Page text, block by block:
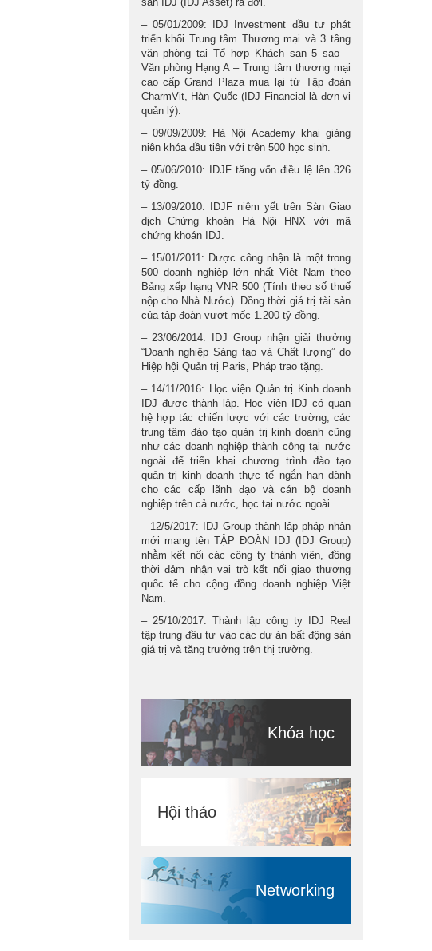
– 05/01/2009: IDJ Investment đầu tư phát
triển khối Trung tâm Thương mại và 3 tầng
văn phòng tại Tổ hợp Khách sạn 5 sao –
Văn phòng Hạng A – Trung tâm thương mại
cao cấp Grand Plaza mua lại từ Tập đoàn
CharmVit, Hàn Quốc (IDJ Financial là đơn vị
quản lý).
– 09/09/2009: Hà Nội Academy khai giảng
niên khóa đầu tiên với trên 500 học sinh.
– 05/06/2010: IDJF tăng vốn điều lệ lên 326
tỷ đồng.
– 13/09/2010: IDJF niêm yết trên Sàn Giao
dịch Chứng khoán Hà Nội HNX với mã
chứng khoán IDJ.
– 15/01/2011: Được công nhận là một trong
500 doanh nghiệp lớn nhất Việt Nam theo
Bảng xếp hạng VNR 500 (Tính theo số thuế
nộp cho Nhà Nước). Đồng thời giá trị tài sản
của tập đoàn vượt mốc 1.200 tỷ đồng.
– 23/06/2014: IDJ Group nhận giải thưởng
“Doanh nghiệp Sáng tạo và Chất lượng” do
Hiệp hội Quản trị Paris, Pháp trao tặng.
– 14/11/2016: Học viện Quản trị Kinh doanh
IDJ được thành lập. Học viện IDJ có quan
hệ hợp tác chiến lược với các trường, các
trung tâm đào tạo quản trị kinh doanh cũng
như các doanh nghiệp thành công tại nước
ngoài để triển khai chương trình đào tạo
quản trị kinh doanh thực tế ngắn hạn dành
cho các cấp lãnh đạo và cán bộ doanh
nghiệp trên cả nước, học tại nước ngoài.
– 12/5/2017: IDJ Group thành lập pháp nhân
mới mang tên TẬP ĐOÀN IDJ (IDJ Group)
nhằm kết nối các công ty thành viên, đồng
thời đảm nhận vai trò kết nối giao thương
quốc tế cho cộng đồng doanh nghiệp Việt
Nam.
– 25/10/2017: Thành lập công ty IDJ Real
tập trung đầu tư vào các dự án bất động sản
giá trị và tăng trưởng trên thị trường.
Khóa học
Hội thảo
Networking